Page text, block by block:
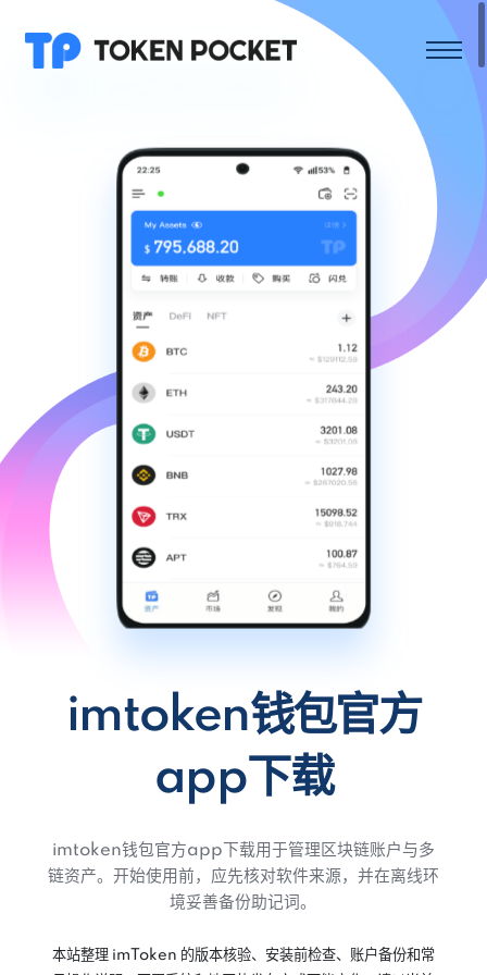
imtoken钱包官方
app下载
imtoken钱包官方app下载用于管理区块链账户与多
链资产。开始使用前，应先核对软件来源，并在离线环
境妥善备份助记词。
本站整理 imToken 的版本核验、安装前检查、账户备份和常